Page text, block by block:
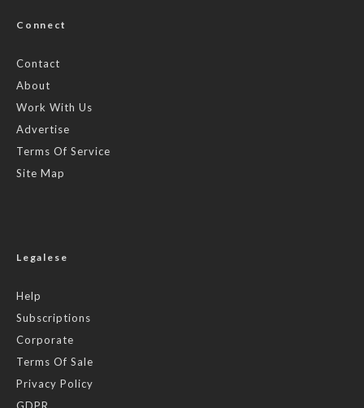
Connect
Contact
About
Work With Us
Advertise
Terms Of Service
Site Map
Legalese
Help
Subscriptions
Corporate
Terms Of Sale
Privacy Policy